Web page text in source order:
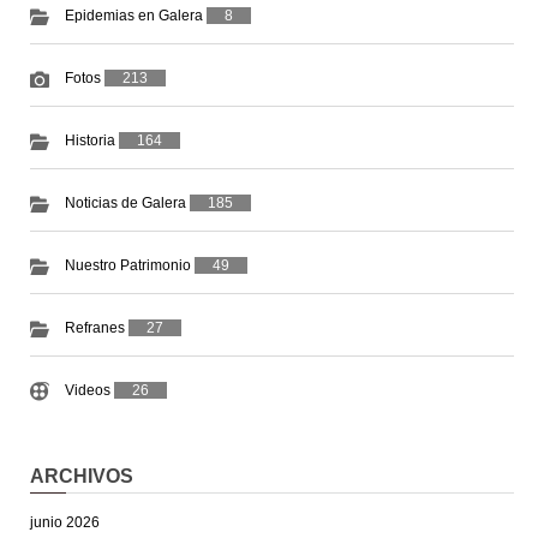
Epidemias en Galera 8
Fotos 213
Historia 164
Noticias de Galera 185
Nuestro Patrimonio 49
Refranes 27
Videos 26
ARCHIVOS
junio 2026